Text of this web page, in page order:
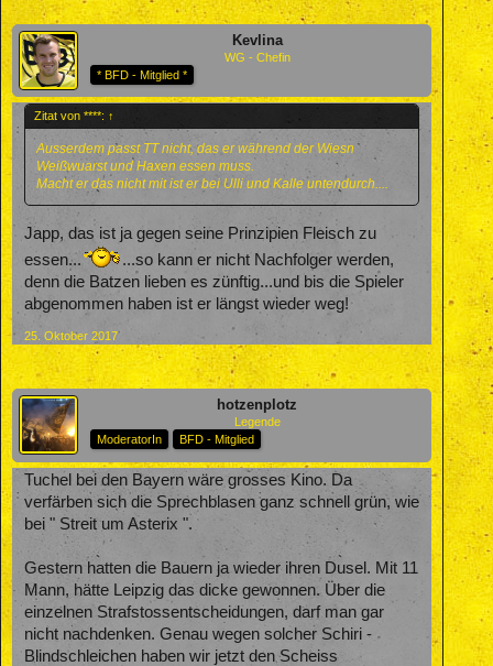
Kevlina
WG - Chefin
* BFD - Mitglied *
Zitat von ****: ↑
Ausserdem passt TT nicht, das er während der Wiesn
Weißwuarst und Haxen essen muss.
Macht er das nicht mit ist er bei Ulli und Kalle untendurch....
Japp, das ist ja gegen seine Prinzipien Fleisch zu
essen...
...so kann er nicht Nachfolger werden,
denn die Batzen lieben es zünftig...und bis die Spieler
abgenommen haben ist er längst wieder weg!
25. Oktober 2017
hotzenplotz
Legende
ModeratorIn
BFD - Mitglied
Tuchel bei den Bayern wäre grosses Kino. Da
verfärben sich die Sprechblasen ganz schnell grün, wie
bei " Streit um Asterix ".
Gestern hatten die Bauern ja wieder ihren Dusel. Mit 11
Mann, hätte Leipzig das dicke gewonnen. Über die
einzelnen Strafstossentscheidungen, darf man gar
nicht nachdenken. Genau wegen solcher Schiri -
Blindschleichen haben wir jetzt den Scheiss